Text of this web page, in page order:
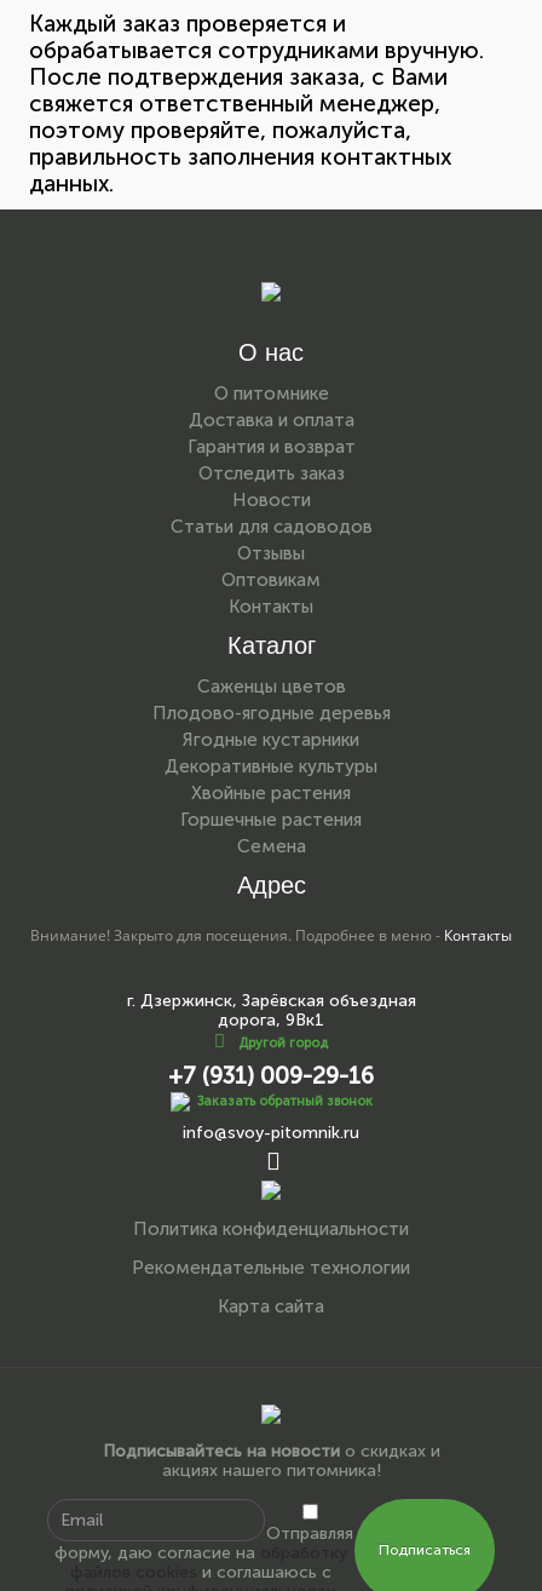
Каждый заказ проверяется и
обрабатывается сотрудниками вручную.
После подтверждения заказа, с Вами
свяжется ответственный менеджер,
поэтому проверяйте, пожалуйста,
правильность заполнения контактных
данных.
О нас
О питомнике
Доставка и оплата
Гарантия и возврат
Отследить заказ
Новости
Статьи для садоводов
Отзывы
Оптовикам
Контакты
Каталог
Саженцы цветов
Плодово-ягодные деревья
Ягодные кустарники
Декоративные культуры
Хвойные растения
Горшечные растения
Семена
Адрес
Внимание! Закрыто для посещения. Подробнее в меню - Контакты
г. Дзержинск, Зарёвская объездная
дорога, 9Вк1
Другой город
+7 (931) 009-29-16
Заказать обратный звонок
info@svoy-pitomnik.ru
Политика конфиденциальности
Рекомендательные технологии
Карта сайта
Подписывайтесь на новостио скидках и
акциях нашего питомника!
Отправляя
форму, даю согласие на
и соглашаюсь с
Подписаться